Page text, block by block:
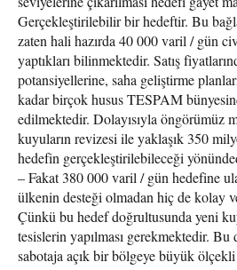
Gerçekleştirilebilir bir hedeftir. Bu
zaten hali hazırda 40 000 varil / gün
yaptıkları bilinmektedir. Satış
potansiyellerine, saha geliştirme
kadar birçok husus TESPAM
edilmektedir. Dolayısıyla öngörümüz
kuyuların revizesi ile yaklaşık 350
hedefin gerçekleştirilebileceği
– Fakat 380 000 varil / gün hedefine
ülkenin desteği olmadan hiç de kolay
Çünkü bu hedef doğrultusunda yeni
tesislerin yapılması gerekmektedir.
sabotaja açık bir bölgeye büyük ölçekli